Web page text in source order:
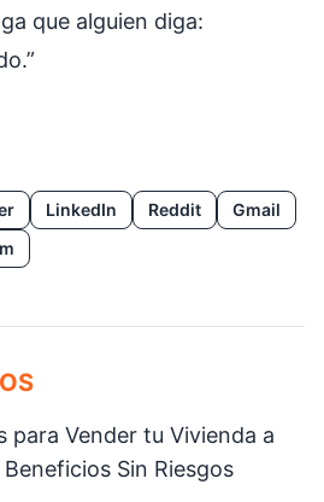
que alguien diga:
LinkedIn Reddit
Gmail
para Vender tu Vivienda a
Sin Riesgos